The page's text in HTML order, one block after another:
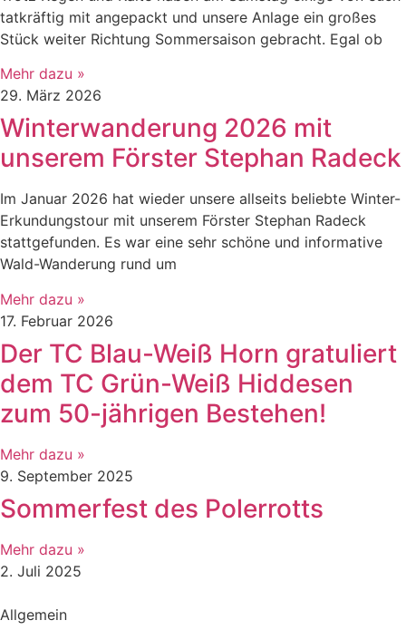
tatkräftig mit angepackt und unsere Anlage ein großes
Stück weiter Richtung Sommersaison gebracht. Egal ob
Mehr dazu »
29. März 2026
Winterwanderung 2026 mit
unserem Förster Stephan Radeck
Im Januar 2026 hat wieder unsere allseits beliebte Winter-
Erkundungstour mit unserem Förster Stephan Radeck
stattgefunden. Es war eine sehr schöne und informative
Wald-Wanderung rund um
Mehr dazu »
17. Februar 2026
Der TC Blau-Weiß Horn gratuliert
dem TC Grün-Weiß Hiddesen
zum 50-jährigen Bestehen!
Mehr dazu »
9. September 2025
Sommerfest des Polerrotts
Mehr dazu »
2. Juli 2025
Allgemein